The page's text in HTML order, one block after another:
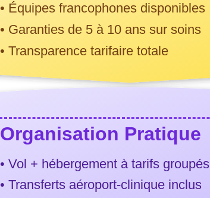
• Équipes francophones disponibles
• Garanties de 5 à 10 ans sur soins
• Transparence tarifaire totale
Organisation Pratique
• Vol + hébergement à tarifs groupés
• Transferts aéroport-clinique inclus